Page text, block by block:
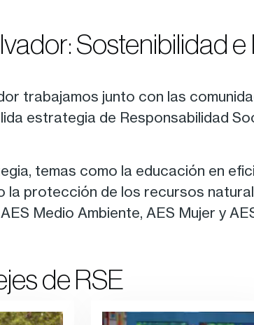
Sostenibilidad
trabajamos junto con las
estrategia de Responsabilidad
temas como la educación en
la protección de los recursos
Medio Ambiente, AES Mujer y
de RSE